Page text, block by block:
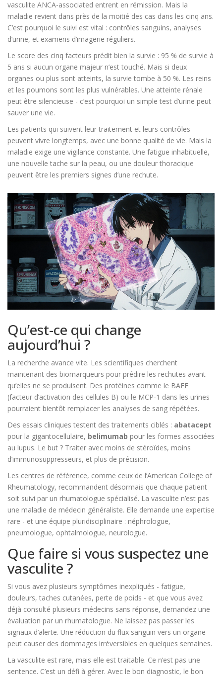
vasculite ANCA-associated entrent en rémission. Mais la
maladie revient dans près de la moitié des cas dans les cinq ans.
C’est pourquoi le suivi est vital : contrôles sanguins, analyses
d’urine, et examens d’imagerie réguliers.
Le score des cinq facteurs prédit bien la survie : 95 % de survie à
5 ans si aucun organe majeur n’est touché. Mais si deux
organes ou plus sont atteints, la survie tombe à 50 %. Les reins
et les poumons sont les plus vulnérables. Une atteinte rénale
peut être silencieuse - c’est pourquoi un simple test d’urine peut
sauver une vie.
Les patients qui suivent leur traitement et leurs contrôles
peuvent vivre longtemps, avec une bonne qualité de vie. Mais la
maladie exige une vigilance constante. Une fatigue inhabituelle,
une nouvelle tache sur la peau, ou une douleur thoracique
peuvent être les premiers signes d’une rechute.
Qu’est-ce qui change
aujourd’hui ?
La recherche avance vite. Les scientifiques cherchent
maintenant des biomarqueurs pour prédire les rechutes avant
qu’elles ne se produisent. Des protéines comme le BAFF
(facteur d’activation des cellules B) ou le MCP-1 dans les urines
pourraient bientôt remplacer les analyses de sang répétées.
Des essais cliniques testent des traitements ciblés : abatacept
pour la gigantocellulaire, belimumab pour les formes associées
au lupus. Le but ? Traiter avec moins de stéroïdes, moins
d’immunosuppresseurs, et plus de précision.
Les centres de référence, comme ceux de l’American College of
Rheumatology, recommandent désormais que chaque patient
soit suivi par un rhumatologue spécialisé. La vasculite n’est pas
une maladie de médecin généraliste. Elle demande une expertise
rare - et une équipe pluridisciplinaire : néphrologue,
pneumologue, ophtalmologue, neurologue.
Que faire si vous suspectez une
vasculite ?
Si vous avez plusieurs symptômes inexpliqués - fatigue,
douleurs, taches cutanées, perte de poids - et que vous avez
déjà consulté plusieurs médecins sans réponse, demandez une
évaluation par un rhumatologue. Ne laissez pas passer les
signaux d’alerte. Une réduction du flux sanguin vers un organe
peut causer des dommages irréversibles en quelques semaines.
La vasculite est rare, mais elle est traitable. Ce n’est pas une
sentence. C’est un défi à gérer. Avec le bon diagnostic, le bon